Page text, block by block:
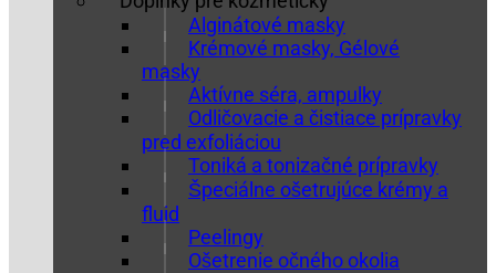
Alginátové masky
Krémové masky, Gélové
masky
Aktívne séra, ampulky
Odličovacie a čistiace prípravky
pred exfoliáciou
Toniká a tonizačné prípravky
Špeciálne ošetrujúce krémy a
fluid
Peelingy
Ošetrenie očného okolia